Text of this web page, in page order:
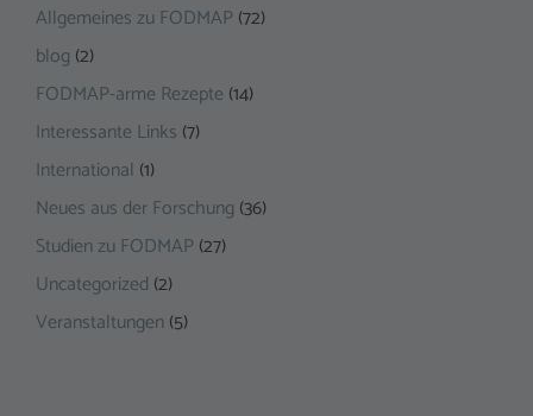
Allgemeines zu FODMAP (72)
blog (2)
FODMAP-arme Rezepte (14)
Interessante Links (7)
International (1)
Neues aus der Forschung (36)
Studien zu FODMAP (27)
Uncategorized (2)
Veranstaltungen (5)